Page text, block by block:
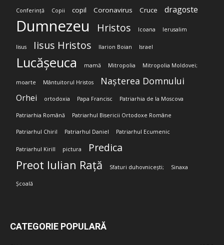
Conferință Copii copil Coronavirus Cruce dragoste
Dumnezeu Hristos Icoana Ierusalim
Iisus Iisus Hristos Ilarion Boian Israel
Lucășeuca mamă Mitropolia Mitropolia Moldovei;
moarte Mântuitorul Hristos Nașterea Domnului
Orhei ortodoxia Papa Francisc Patriarhia de la Moscova
Patriarhia Română Patriarhul Bisericii Ortodoxe Române
Patriarhul Chiril Patriarhul Daniel Patriarhul Ecumenic
Patriarhul Kirill pictura Predica
Preot Iulian Rață Sfaturi duhovnicești; Sinaxa
Școală
CATEGORIE POPULARĂ